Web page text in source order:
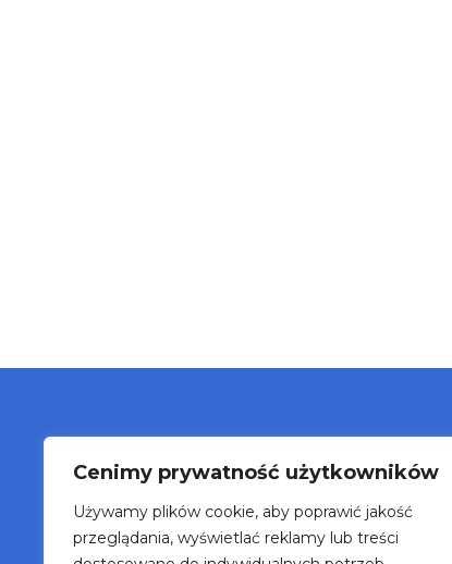
Cenimy prywatność użytkowników
Używamy plików cookie, aby poprawić jakość
przeglądania, wyświetlać reklamy lub treści